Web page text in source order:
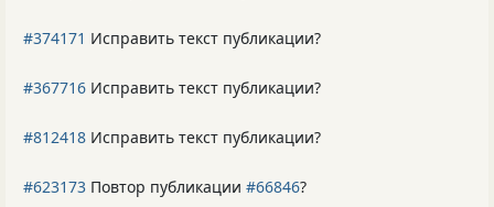
#374171 Исправить текст публикации?
#367716 Исправить текст публикации?
#812418 Исправить текст публикации?
#623173 Повтор публикации #66846?